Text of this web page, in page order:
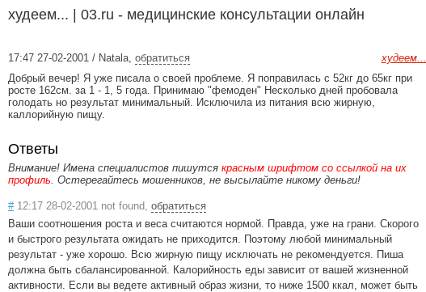
худеем... | 03.ru - медицинские консультации онлайн
худеем...
17:47 27-02-2001 / Natala, обратиться
Добрый вечер! Я уже писала о своей проблеме. Я поправилась с 52кг до 65кг при
росте 162см. за 1 - 1, 5 года. Принимаю "фемоден" Несколько дней пробовала
голодать но результат минимальный. Исключила из питания всю жирную,
каллорийную пищу.
Ответы
Внимание! Имена специалистов пишутся красным шрифтом со ссылкой на их
профиль. Остерегайтесь мошенников, не высылайте никому деньги!
#12:17 28-02-2001 not found, обратиться
Ваши соотношения роста и веса считаются нормой. Правда, уже на грани. Скорого
и быстрого результата ожидать не приходится. Поэтому любой минимальный
результат - уже хорошо. Всю жирную пищу исключать не рекомендуется. Пиша
должна быть сбалансированной. Калорийность еды зависит от вашей жизненной
активности. Если вы ведете активный образ жизни, то ниже 1500 ккал, может быть